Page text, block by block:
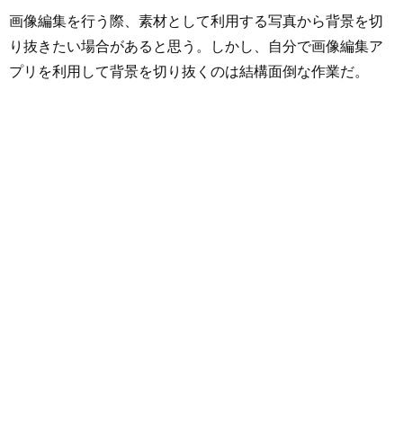
画像編集を行う際、素材として利用する写真から背景を切
り抜きたい場合があると思う。しかし、自分で画像編集ア
プリを利用して背景を切り抜くのは結構面倒な作業だ。